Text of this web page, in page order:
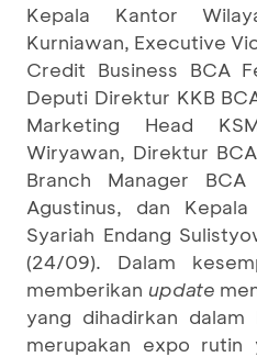
Kepala Kantor
Kurniawan, Executive
Credit Business BCA
Deputi Direktur KKB
Marketing Head
Wiryawan, Direktur
Branch Manager
Agustinus, dan
Syariah Endang
(24/09). Dalam
memberikan update
yang dihadirkan
merupakan expo rutin